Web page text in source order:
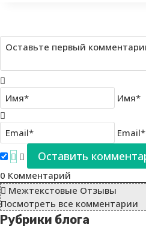
Имя*
Email*
0 Комментарий
Межтекстовые Отзывы
Посмотреть все комментарии
Рубрики блога